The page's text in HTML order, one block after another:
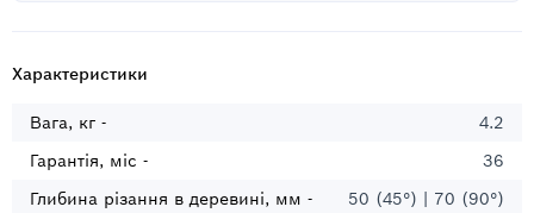
Характеристики
Вага, кг -
4.2
Гарантія, міс -
36
Глибина різання в деревині, мм -
50 (45°) | 70 (90°)